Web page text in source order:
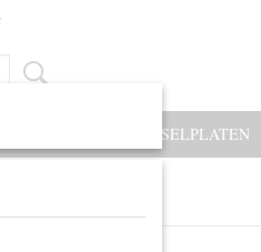
WISSELPLATEN